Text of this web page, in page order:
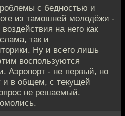
с бедностью и
из тамошней молодёжи -
на него как
так и
Ну и всего лишь
воспользуются
Аэропорт - не первый, но
и в общем, с текущей
не решаемый.